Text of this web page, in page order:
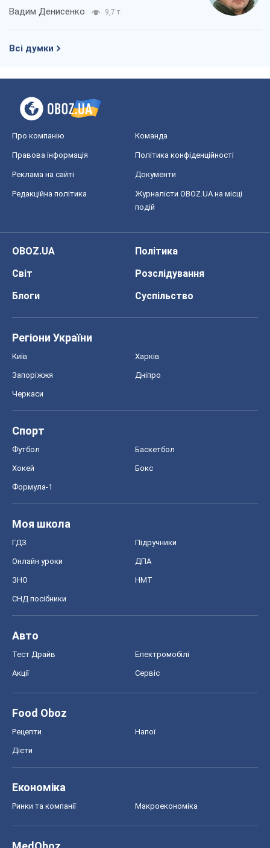
Вадим Денисенко 9,7 т.
Всі думки
Про компанію Команда
Правова інформація Політика конфіденційності
Реклама на сайті Документи
Редакційна політика
Журналісти OBOZ.UA на місці
подій
OBOZ.UA
Політика
Світ
Розслідування
Блоги
Суспільство
Регіони України
Київ Харків
Запоріжжя Дніпро
Черкаси
Спорт
Футбол Баскетбол
Хокей Бокс
Формула-1
Моя школа
ГДЗ Підручники
Онлайн уроки ДПА
ЗНО НМТ
СНД посібники
Авто
Тест Драйв Електромобілі
Акції Сервіс
Food Oboz
Рецепти Напої
Дієти
Економіка
Ринки та компанії Макроекономіка